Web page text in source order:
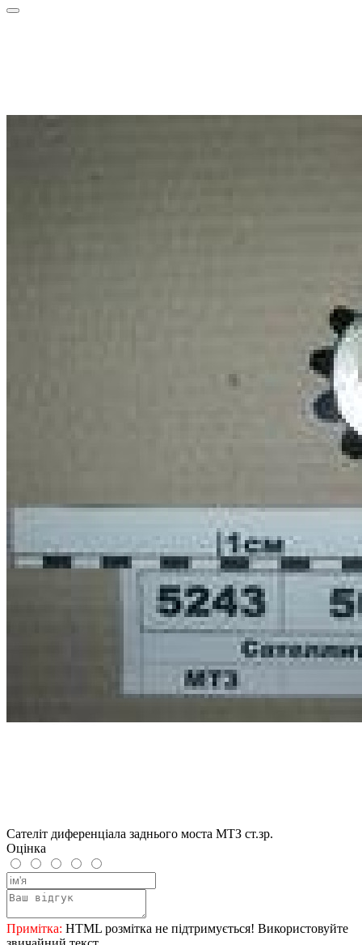
Сателіт диференціала заднього моста МТЗ ст.зр.
Оцінка
Примітка: HTML розмітка не підтримується! Використовуйте